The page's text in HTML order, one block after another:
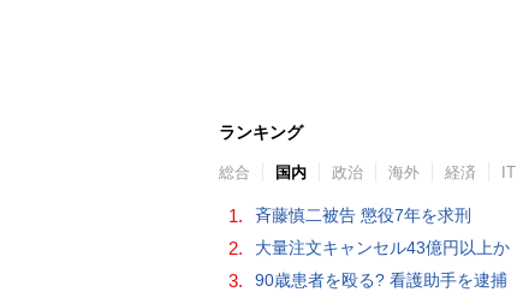
ランキング
総合 国内 政治 海外 経済 IT
1. 斉藤慎二被告 懲役7年を求刑
2. 大量注文キャンセル43億円以上か
3. 90歳患者を殴る? 看護助手を逮捕